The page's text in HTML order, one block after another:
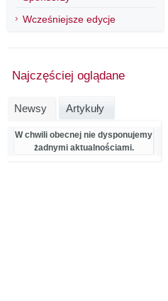
Wcześniejsze edycje
Najczęściej oglądane
Newsy Artykuły
W chwili obecnej nie dysponujemy
żadnymi aktualnościami.